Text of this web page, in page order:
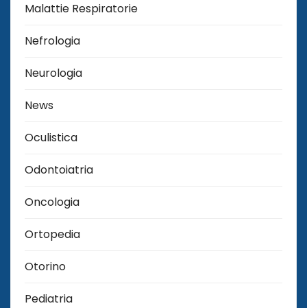
Malattie Respiratorie
Nefrologia
Neurologia
News
Oculistica
Odontoiatria
Oncologia
Ortopedia
Otorino
Pediatria